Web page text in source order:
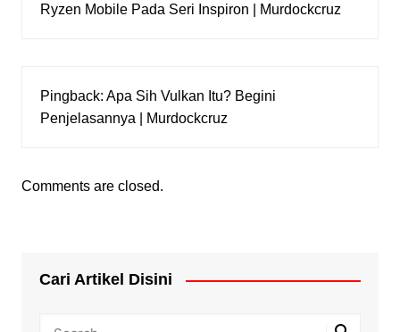
Ryzen Mobile Pada Seri Inspiron | Murdockcruz
Pingback: Apa Sih Vulkan Itu? Begini
Penjelasannya | Murdockcruz
Comments are closed.
Cari Artikel Disini